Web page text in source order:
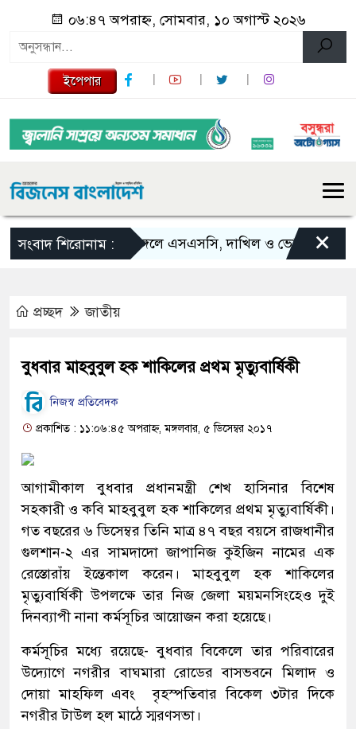
০৬:৪৭ অপরাহ্ন, সোমবার, ১০ অগাস্ট ২০২৬
ইপেপার
সংবাদ শিরোনাম :শ্রীমঙ্গলে এসএসসি, দাখিল ও ভোকেশনালে×
প্রচ্ছদ জাতীয়
বুধবার মাহবুবুল হক শাকিলের প্রথম মৃত্যুবার্ষিকী
নিজস্ব প্রতিবেদক
প্রকাশিত : ১১:০৬:৪৫ অপরাহ্ন, মঙ্গলবার, ৫ ডিসেম্বর ২০১৭
আগামীকাল বুধবার প্রধানমন্ত্রী শেখ হাসিনার বিশেষ
সহকারী ও কবি মাহবুবুল হক শাকিলের প্রথম মৃত্যুবার্ষিকী।
গত বছরের ৬ ডিসেম্বর তিনি মাত্র ৪৭ বছর বয়সে রাজধানীর
গুলশান-২ এর সামদাদো জাপানিজ কুইজিন নামের এক
রেস্তোরাঁয় ইন্তেকাল করেন। মাহবুবুল হক শাকিলের
মৃত্যুবার্ষিকী উপলক্ষে তার নিজ জেলা ময়মনসিংহেও দুই
দিনব্যাপী নানা কর্মসূচির আয়োজন করা হয়েছে।
কর্মসূচির মধ্যে রয়েছে- বুধবার বিকেলে তার পরিবারের
উদ্যোগে নগরীর বাঘমারা রোডের বাসভবনে মিলাদ ও
দোয়া মাহফিল এবং বৃহস্পতিবার বিকেল ৩টার দিকে
নগরীর টাউল হল মাঠে স্মরণসভা।